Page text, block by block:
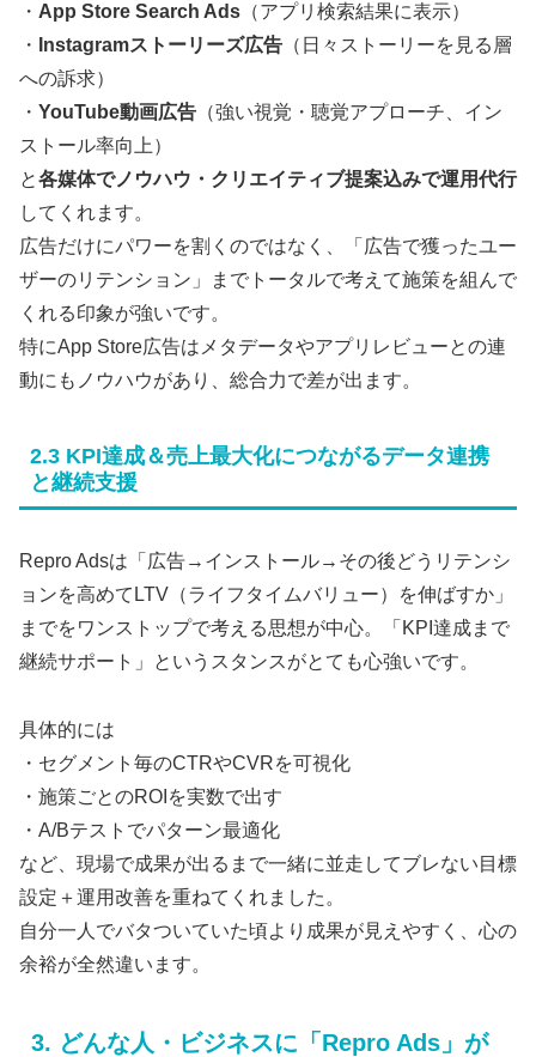
・ App Store Search Ads （アプリ検索結果に表示）
・
Instagramストーリーズ広告 （日々ストーリーを見る層
への訴求）
・ YouTube動画広告 （強い視覚・聴覚アプローチ、イン
ストール率向上）
と各媒体でノウハウ・クリエイティブ提案込みで運用代行
してくれます。
広告だけにパワーを割くのではなく、「広告で獲ったユー
ザーのリテンション」までトータルで考えて施策を組んで
くれる印象が強いです。
特にApp Store広告はメタデータやアプリレビューとの連
動にもノウハウがあり、総合力で差が出ます。
2.3 KPI達成＆売上最大化につながるデータ連携
と継続支援
Repro Adsは「広告→インストール→その後どうリテンシ
ョンを高めてLTV（ライフタイムバリュー）を伸ばすか」
までをワンストップで考える思想が中心。「KPI達成まで
継続サポート」というスタンスがとても心強いです。
具体的には
・セグメント毎のCTRやCVRを可視化
・施策ごとのROIを実数で出す
・A/Bテストでパターン最適化
など、現場で成果が出るまで一緒に並走してブレない目標
設定＋運用改善を重ねてくれました。
自分一人でバタついていた頃より成果が見えやすく、心の
余裕が全然違います。
3. どんな人・ビジネスに「Repro Ads」が